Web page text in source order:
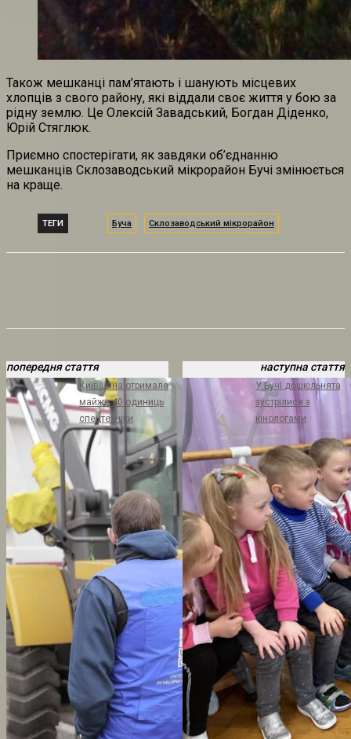
Також мешканці пам’ятають і шанують місцевих
хлопців з свого району, які віддали своє життя у бою за
рідну землю. Це Олексій Завадський, Богдан Діденко,
Юрій Стяглюк.
Приємно спостерігати, як завдяки об’єднанню
мешканців Склозаводський мікрорайон Бучі змінюється
на краще.
ТЕГИ Буча Склозаводський мікрорайон
попередня стаття
Київщина отримала
майже 40 одиниць
спецтехніки
наступна стаття
У Бучі дошкільнята
зустрілися з
кінологами